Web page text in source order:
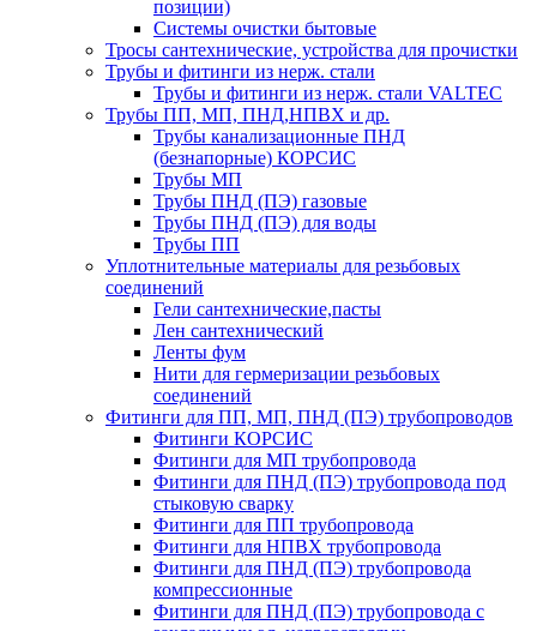
позиции)
Системы очистки бытовые
Тросы сантехнические, устройства для прочистки
Трубы и фитинги из нерж. стали
Трубы и фитинги из нерж. стали VALTEC
Трубы ПП, МП, ПНД,НПВХ и др.
Трубы канализационные ПНД
(безнапорные) КОРСИС
Трубы МП
Трубы ПНД (ПЭ) газовые
Трубы ПНД (ПЭ) для воды
Трубы ПП
Уплотнительные материалы для резьбовых
соединений
Гели сантехнические,пасты
Лен сантехнический
Ленты фум
Нити для гермеризации резьбовых
соединений
Фитинги для ПП, МП, ПНД (ПЭ) трубопроводов
Фитинги КОРСИС
Фитинги для МП трубопровода
Фитинги для ПНД (ПЭ) трубопровода под
стыковую сварку
Фитинги для ПП трубопровода
Фитинги для НПВХ трубопровода
Фитинги для ПНД (ПЭ) трубопровода
компрессионные
Фитинги для ПНД (ПЭ) трубопровода с